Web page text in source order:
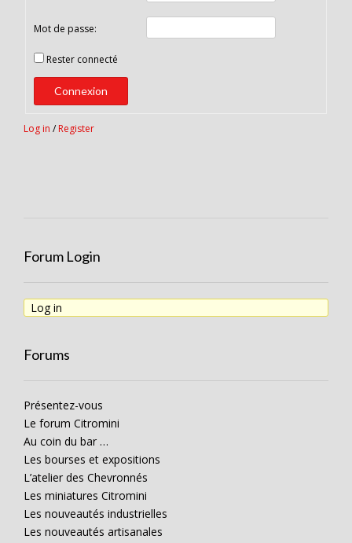
Mot de passe:
Rester connecté
Connexion
Log in / Register
Forum Login
Log in
Forums
Présentez-vous
Le forum Citromini
Au coin du bar …
Les bourses et expositions
L’atelier des Chevronnés
Les miniatures Citromini
Les nouveautés industrielles
Les nouveautés artisanales